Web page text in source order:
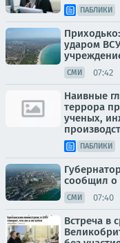
ПАБЛИКИ
ударом
СМИ 07:42
Наивные
террора
ученых,
ПАБЛИКИ
сообщил о
СМИ 07:40
Встреча в